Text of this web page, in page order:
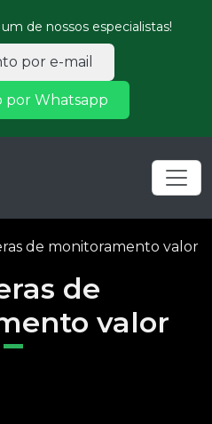
de nossos especialistas!
por e-mail
por Whatsapp
de monitoramento valor
de
valor